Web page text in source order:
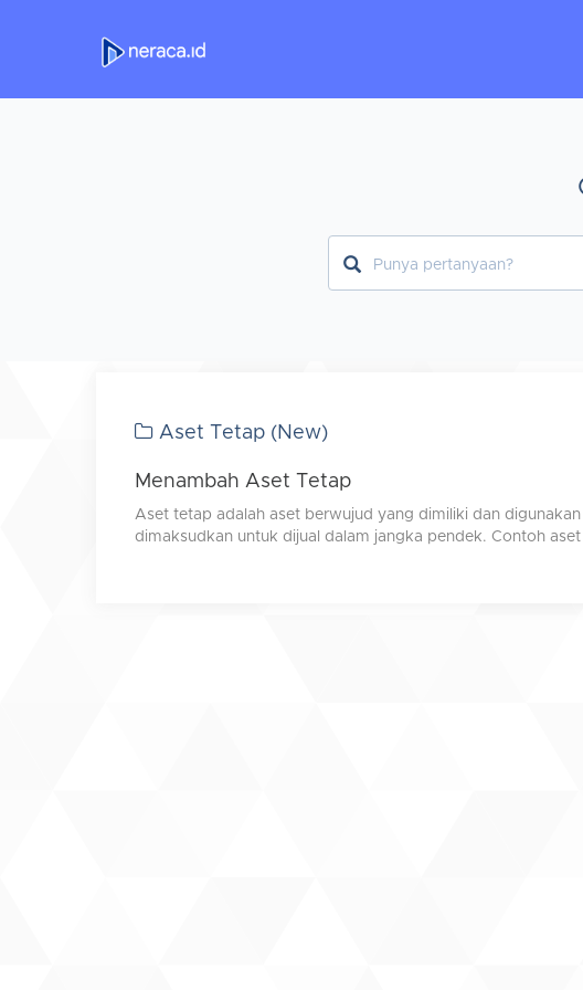
Aset Tetap (New)
Menambah Aset Tetap
Aset tetap adalah aset berwujud yang dimiliki dan
dimaksudkan untuk dijual dalam jangka pendek. Contoh